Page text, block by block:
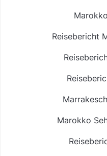
Reisebericht
Marokko